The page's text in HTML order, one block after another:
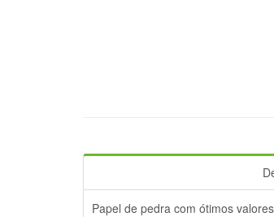
Papel de pedra com ótimos